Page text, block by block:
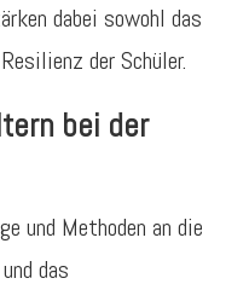
dabei sowohl das
der Schüler.
bei der
und Methoden an die
das